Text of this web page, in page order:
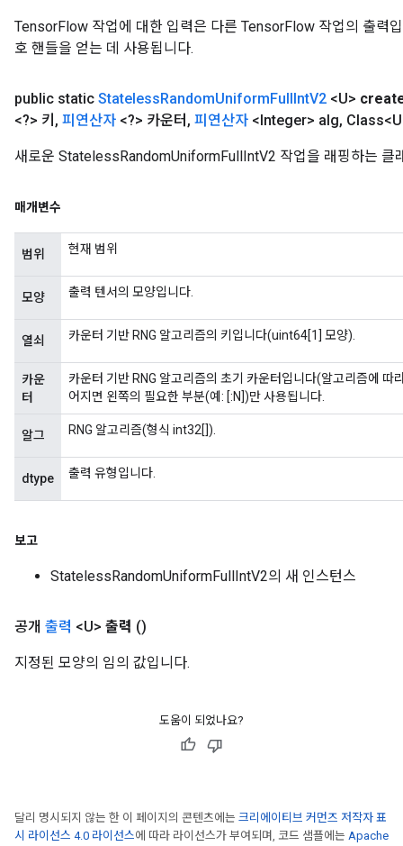
TensorFlow 작업에 대한 입력은 다른 TensorFlow 작업의 출력
호 핸들을 얻는 데 사용됩니다.
public static StatelessRandomUniformFullIntV2 <U>
<?> 키 , 피연산자 <?> 카운터 , 피연산자 <Integer> alg,
새로운 StatelessRandomUniformFullIntV2 작업을 래핑하는 클
매개변수
범위 현재 범위
모양 출력 텐서의 모양입니다.
열쇠 카운터 기반 RNG 알고리즘의 키입니다(uint64[1] 모양).
카운
터
카운터 기반 RNG 알고리즘의 초기 카운터입니다(알고리즘에
어지면 왼쪽의 필요한 부분(예: [:N])만 사용됩니다.
알그 RNG 알고리즘(형식 int32[]).
dtype 출력 유형입니다.
보고
StatelessRandomUniformFullIntV2의 새 인스턴스
공개 출력 <U> 출력 ()
지정된 모양의 임의 값입니다.
도움이 되었나요?
달리 명시되지 않는 한 이 페이지의 콘텐츠에는 크리에이티브 커먼즈 저작자 표
시 라이선스 4.0 라이선스에 따라 라이선스가 부여되며, 코드 샘플에는 Apache